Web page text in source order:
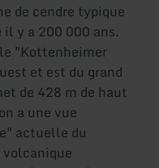
de cendre typique
y a 200 000 ans.
"Kottenheimer
et est du grand
de 428 m de haut
a une vue
actuelle du